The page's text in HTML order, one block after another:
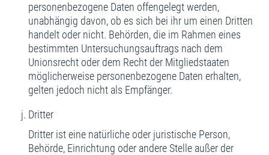
personenbezogene Daten offengelegt werden,
unabhängig davon, ob es sich bei ihr um einen Dritten
handelt oder nicht. Behörden, die im Rahmen eines
bestimmten Untersuchungsauftrags nach dem
Unionsrecht oder dem Recht der Mitgliedstaaten
möglicherweise personenbezogene Daten erhalten,
gelten jedoch nicht als Empfänger.
Dritter
Dritter ist eine natürliche oder juristische Person,
Behörde, Einrichtung oder andere Stelle außer der